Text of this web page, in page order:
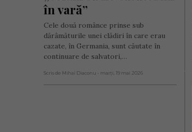
în vară”
Cele două românce prinse sub
dărâmăturile unei clădiri în care erau
cazate, în Germania, sunt căutate în
continuare de salvatori,…
Scris de Mihai Diaconu - marți, 19 mai 2026